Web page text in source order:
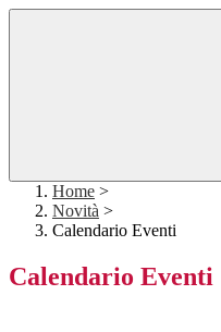
Home >
Novità >
Calendario Eventi
Calendario Eventi